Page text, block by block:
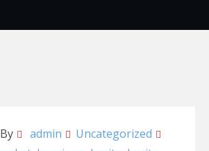
By admin
Uncategorized